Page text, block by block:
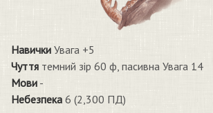
Навички Увага +5
Чуття темний зір 60 ф, пасивна Увага 14
Мови -
Небезпека 6 (2,300 ПД)